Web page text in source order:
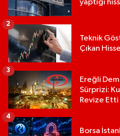
yaptığı
Teknik
Çıkan
2
Ereğli
Sürprizi:
Revize Etti
3
Borsa
4